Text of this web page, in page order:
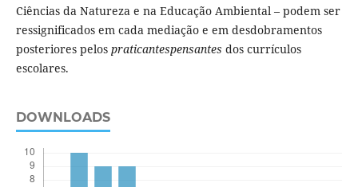
Ciências da Natureza e na Educação Ambiental – podem ser
ressignificados em cada mediação e em desdobramentos
posteriores pelos praticantespensantes dos currículos
escolares.
DOWNLOADS